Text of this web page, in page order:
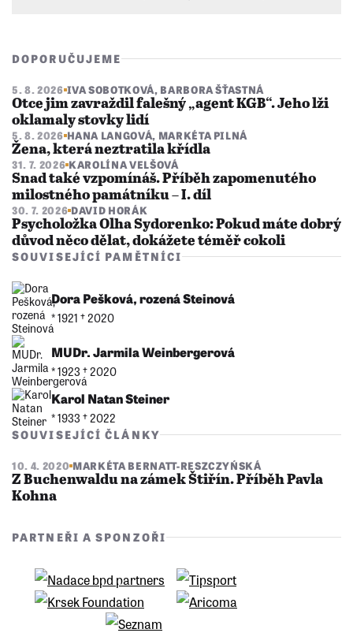
DOPORUČUJEME
5. 8. 2026 IVA SOBOTKOVÁ, BARBORA ŠŤASTNÁ
Otce jim zavraždil falešný „agent KGB“. Jeho lži
oklamaly stovky lidí
5. 8. 2026 HANA LANGOVÁ, MARKÉTA PILNÁ
Žena, která neztratila křídla
31. 7. 2026 KAROLÍNA VELŠOVÁ
Snad také vzpomínáš. Příběh zapomenutého
milostného památníku – I. díl
30. 7. 2026 DAVID HORÁK
Psycholožka Olha Sydorenko: Pokud máte dobrý
důvod něco dělat, dokážete téměř cokoli
SOUVISEJÍCÍ PAMĚTNÍCI
Dora Pešková, rozená Steinová
* 1921 †︎ 2020
MUDr. Jarmila Weinbergerová
* 1923 †︎ 2020
Karol Natan Steiner
* 1933 †︎ 2022
SOUVISEJÍCÍ ČLÁNKY
10. 4. 2020 MARKÉTA BERNATT-RESZCZYŃSKÁ
Z Buchenwaldu na zámek Štiřín. Příběh Pavla
Kohna
PARTNEŘI A SPONZOŘI